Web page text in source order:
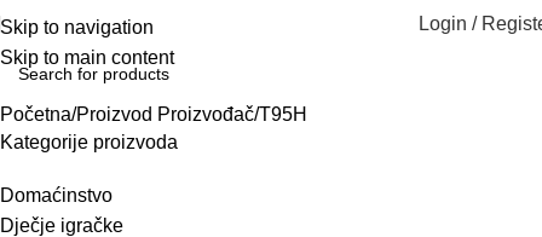
Skip to navigation
Skip to main content
Login /
Početna Proizvod Proizvođač T95H
Kategorije proizvoda
Domaćinstvo
Dječje igračke